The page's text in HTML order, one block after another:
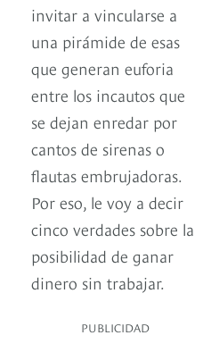
invitar a vincularse a
una pirámide de esas
que generan euforia
entre los incautos que
se dejan enredar por
cantos de sirenas o
flautas embrujadoras.
Por eso, le voy a decir
cinco verdades sobre la
posibilidad de ganar
dinero sin trabajar.
PUBLICIDAD